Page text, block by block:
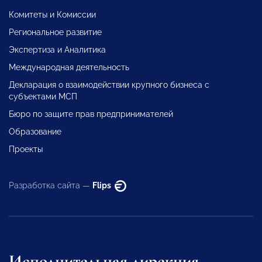
Комитеты и Комиссии
Региональное развитие
Экспертиза и Аналитика
Международная деятельность
Декларация о взаимодействии крупного бизнеса с
субъектами МСП
Бюро по защите прав предпринимателей
Образование
Проекты
Разработка сайта — Flips